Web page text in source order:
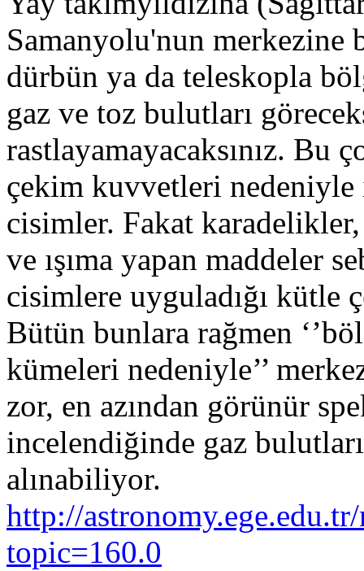
Samanyolu'nun merkezine
dürbün ya da teleskopla
gaz ve toz bulutları
rastlayamayacaksınız. Bu
çekim kuvvetleri nedeniyle
cisimler. Fakat
ve ışıma yapan maddeler
cisimlere uyguladığı
Bütün bunlara rağmen
kümeleri nedeniyle’’
zor, en azından görünür
incelendiğinde gaz
alınabiliyor.
http://
topic=160.0